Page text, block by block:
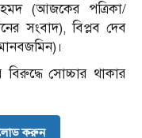
(আজকের পত্রিকা/
সংবাদ), বিপ্লব দেব
সোচ্চার থাকার
করুন